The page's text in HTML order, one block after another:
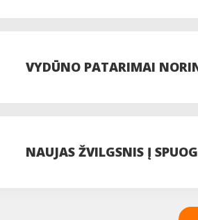
VYDŪNO PATARIMAI
NAUJAS ŽVILGSNIS Į